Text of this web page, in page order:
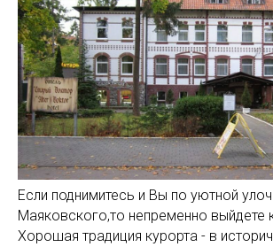
Если поднимитесь и Вы по уютной
Маяковского,то непременно выйдете
Хорошая традиция курорта - в